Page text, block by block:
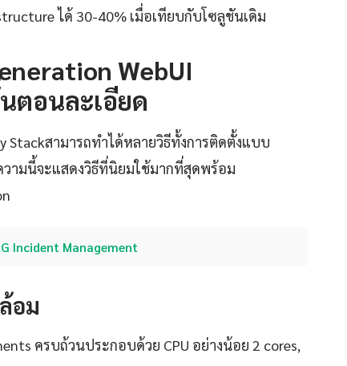
ได้ 30-40% เมื่อเทียบกับโซลูชันเดิม
WebUI
ตอนละเอียด
Stackสามารถทำได้หลายวิธีทั้งการติดตั้งแบบ
วามนี้จะแสดงวิธีที่นิยมใช้มากที่สุดพร้อม
Incident Management
อม
ครบถ้วนประกอบด้วย CPU อย่างน้อย 2 cores,